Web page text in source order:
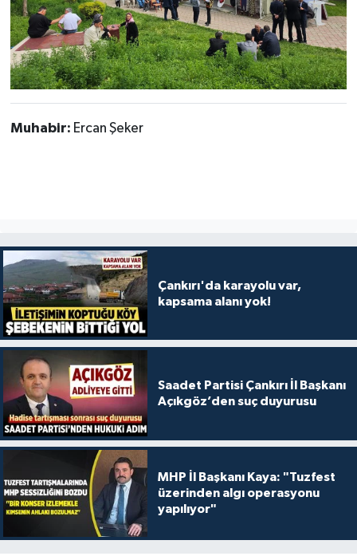
Muhabir: Ercan Şeker
Çankırı'da karayolu var,
kapsama alanı yok!
Saadet Partisi Çankırı İl Başkanı
Açıkgöz’den suç duyurusu
MHP İl Başkanı Kaya: "Tuzfest
üzerinden algı operasyonu
yapılıyor"